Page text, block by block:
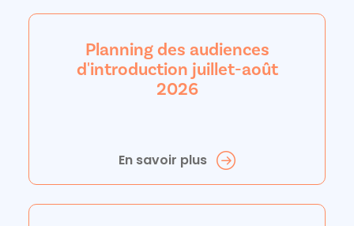
Planning des audiences
d'introduction juillet-août
2026
En savoir plus